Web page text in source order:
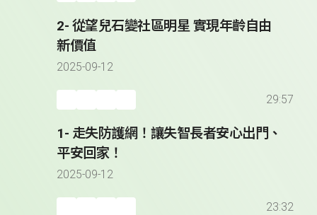
2- 從望兒石變社區明星 實現年齡自由
新價值
2025-09-12
29:57
1- 走失防護網！讓失智長者安心出門、
平安回家！
2025-09-12
23:32